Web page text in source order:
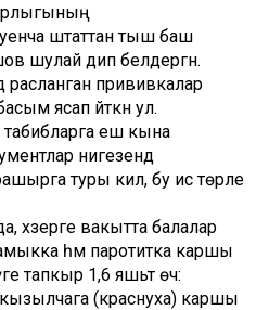
штаттан тыш баш
шулай дип белдергән.
расланган прививкалар
ясап әйткән ул.
табибларга еш кына
нигезендә
туры килә, бу исә төрле
хәзерге вакытта балалар
һәм паротитка каршы
тапкыр 1,6 яшьтә өч:
(краснуха) каршы